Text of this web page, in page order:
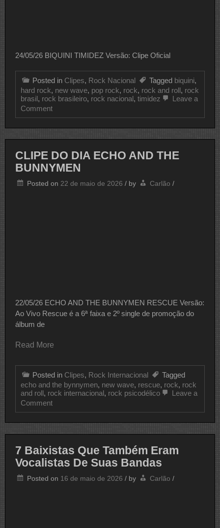
24/05/26 BIQUINI TIMIDEZ Versão: Clipe Oficial
Posted in Clipes, Rock Nacional Tagged biquini,
hard rock, new wave, pop rock, rock, rock and roll, rock
brasil, rock brasileiro, rock nacional, timidez
Leave a
Commenton
CLIPE
BIQUINI
CLIPE DO DIA ECHO AND THE
BUNNYMEN
Posted on 22 de maio de 2026 / by Carlão /
22/05/26 ECHO AND THE BUNNYMEN RESCUE Versão:
Ao Vivo Rescue é a 6ª faixa e 2º single de promoção do
álbum de
Read More
Posted in Clipes, Rock Internacional
Tagged
echo and the bynnymen, new wave, rescue, rock, rock
and roll, rock internacional, rock psicodélico
Leave a
Commenton
CLIPE
ECHO
THE
BUNNYMEN
7 Baixistas Que Também Eram
Vocalistas De Suas Bandas
Posted on 16 de maio de 2026 / by Carlão /